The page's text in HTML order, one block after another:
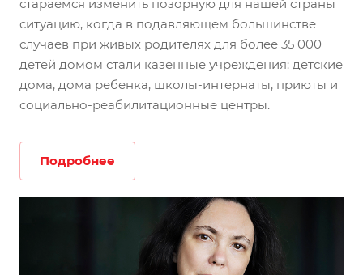
стараемся изменить позорную для нашей страны
ситуацию, когда в подавляющем большинстве
случаев при живых родителях для более 35 000
детей домом стали казенные учреждения: детские
дома, дома ребенка, школы-интернаты, приюты и
социально-реабилитационные центры.
Подробнее